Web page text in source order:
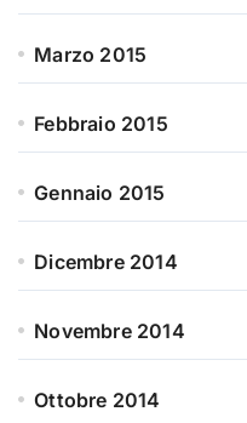
Marzo 2015
Febbraio 2015
Gennaio 2015
Dicembre 2014
Novembre 2014
Ottobre 2014